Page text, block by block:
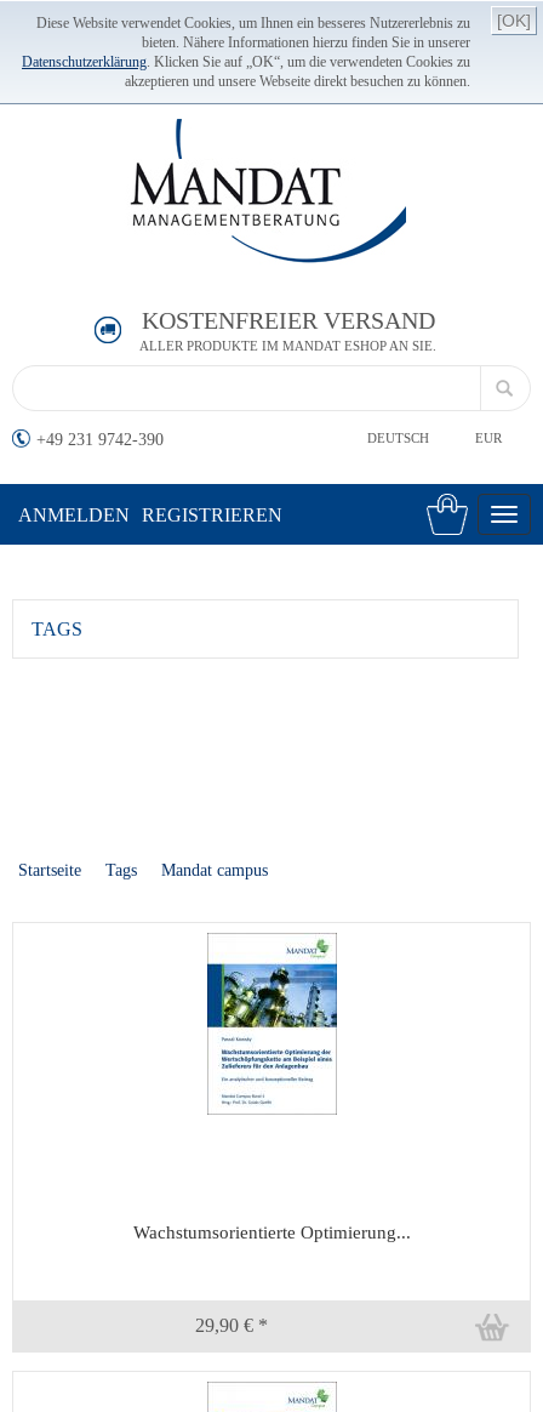
Diese Website verwendet Cookies, um Ihnen ein besseres Nutzererlebnis zu
bieten. Nähere Informationen hierzu finden Sie in unserer
Datenschutzerklärung. Klicken Sie auf „OK“, um die verwendeten Cookies zu
akzeptieren und unsere Webseite direkt besuchen zu können.
[OK]
KOSTENFREIER VERSAND
ALLER PRODUKTE IM MANDAT ESHOP AN SIE.
+49 231 9742-390 DEUTSCH EUR
ANMELDEN REGISTRIEREN
TAGS
Startseite Tags Mandat campus
Wachstumsorientierte Optimierung...
29,90 € *